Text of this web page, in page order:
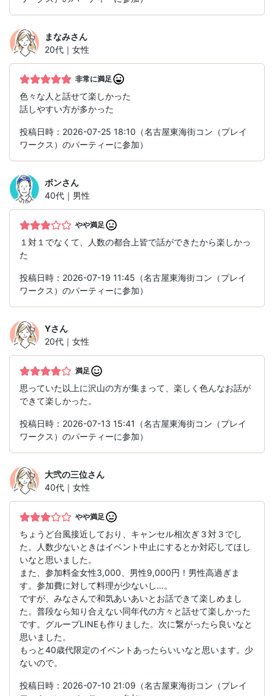
まなみさん
20代｜女性
非常に満足
色々な人と話せて楽しかった
話しやすい方が多かった
投稿日時：2026-07-25 18:10（名古屋東海街コン（プレイ
ワークス）のパーティーに参加）
ボンさん
40代｜男性
やや満足
１対１でなくて、人数の都合上皆で話ができたから楽しかっ
た
投稿日時：2026-07-19 11:45（名古屋東海街コン（プレイ
ワークス）のパーティーに参加）
Yさん
20代｜女性
満足
思っていた以上に沢山の方が集まって、楽しく色んなお話が
できて楽しかった。
投稿日時：2026-07-13 15:41（名古屋東海街コン（プレイ
ワークス）のパーティーに参加）
大弐の三位さん
40代｜女性
やや満足
ちょうど台風接近しており、キャンセル相次ぎ３対３でし
た。人数少ないときはイベント中止にするとか対応してほし
いなと思いました。
また、参加料金女性3,000、男性9,000円！男性高過ぎま
す。参加費に対して料理が少ないし…。
ですが、みなさんで和気あいあいとお話できて楽しめまし
た。普段なら知り合えない同年代の方々と話せて楽しかった
です。グループLINEも作りました。次に繋がったら良いなと
思いました。
もっと40歳代限定のイベントあったらいいなと思います。少
ないので。
投稿日時：2026-07-10 21:09（名古屋東海街コン（プレイ